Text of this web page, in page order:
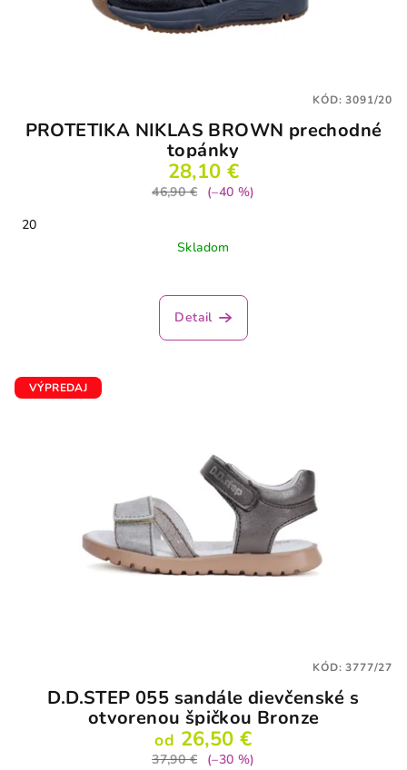
PROTETIKA NIKLAS BROWN prechodné
topánky
28,10 €
46,90 €
(–40 %)
20
Skladom
Detail
KÓD:3091/20
VÝPREDAJ
D.D.STEP 055 sandále dievčenské s
otvorenou špičkou Bronze
od 26,50 €
37,90 €
(–30 %)
KÓD:3777/27